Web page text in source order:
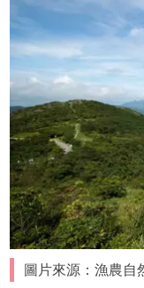
圖片來源：漁農自